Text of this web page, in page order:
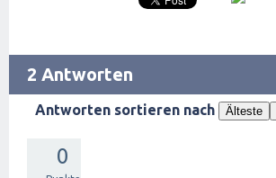
2 Antworten
Antworten sortieren nach Älteste
0